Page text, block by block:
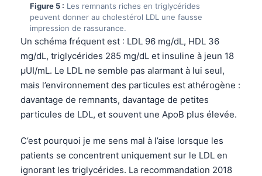
Figure 5 : Les remnants riches en triglycérides
peuvent donner au cholestérol LDL une fausse
impression de rassurance.
Un schéma fréquent est : LDL 96 mg/dL, HDL 36
mg/dL, triglycérides 285 mg/dL et insuline à jeun 18
µUI/mL. Le LDL ne semble pas alarmant à lui seul,
mais l’environnement des particules est athérogène :
davantage de remnants, davantage de petites
particules de LDL, et souvent une ApoB plus élevée.
C’est pourquoi je me sens mal à l’aise lorsque les
patients se concentrent uniquement sur le LDL en
ignorant les triglycérides. La recommandation 2018
Basa Jawa
Cebuano
Кыргызча
Татар теле
Беларуская мова
Esperanto
Frysk
Ślōnskŏ gŏdka